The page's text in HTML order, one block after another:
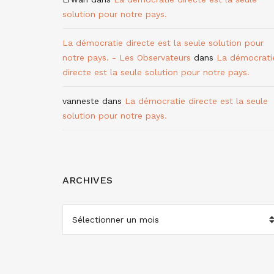
solution pour notre pays.
La démocratie directe est la seule solution pour
notre pays. - Les Observateurs dans La
directe est la seule solution pour notre pays.
vanneste dans La démocratie directe est la seule
solution pour notre pays.
ARCHIVES
ARCHIVES